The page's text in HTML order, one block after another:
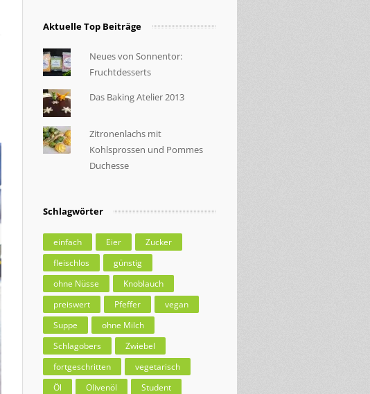
Aktuelle Top Beiträge
Neues von Sonnentor:
Fruchtdesserts
Das Baking Atelier 2013
Zitronenlachs mit
Kohlsprossen und Pommes
Duchesse
Schlagwörter
einfach Eier
Zucker
fleischlos
günstig
ohne Nüsse
Knoblauch
preiswert
Pfeffer
vegan
Suppe
ohne Milch
Schlagobers
Zwiebel
fortgeschritten
vegetarisch
Öl
Olivenöl
Student